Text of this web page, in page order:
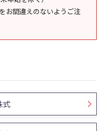
お間違えのないようご注
式